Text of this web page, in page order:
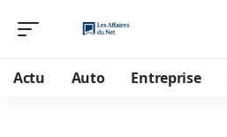
Actu Auto Entreprise